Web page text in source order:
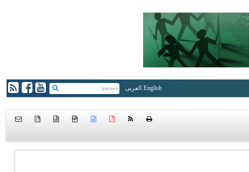
English العربی
htm
{ }